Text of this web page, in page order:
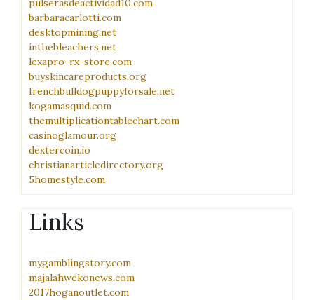
pulserasdeactividad10.com
barbaracarlotti.com
desktopmining.net
inthebleachers.net
lexapro-rx-store.com
buyskincareproducts.org
frenchbulldogpuppyforsale.net
kogamasquid.com
themultiplicationtablechart.com
casinoglamour.org
dextercoin.io
christianarticledirectory.org
5homestyle.com
Links
mygamblingstory.com
majalahwekonews.com
2017hoganoutlet.com